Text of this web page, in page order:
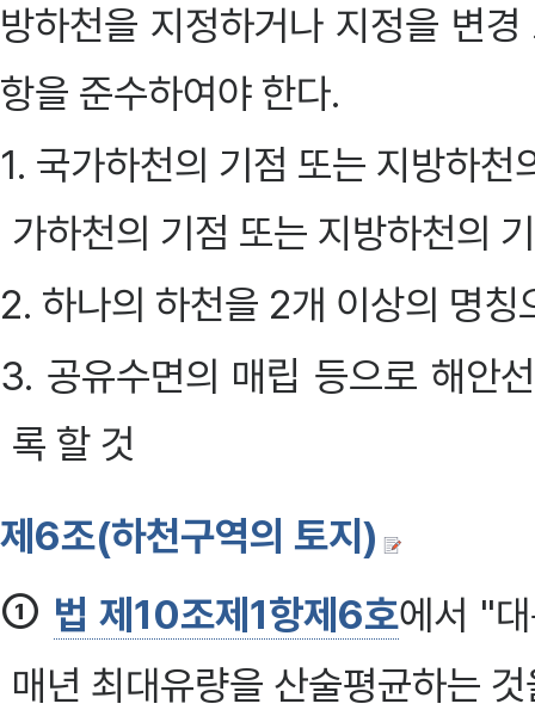
방하천을 지정하거나 지정을 변
항을 준수하여야 한다.
1. 국가하천의 기점 또는 지방하
가하천의 기점 또는 지방하천의
2. 하나의 하천을 2개 이상의 명칭
3. 공유수면의 매립 등으로 해안
록 할 것
제6조(하천구역의 토지)
① 법 제10조제1항제6호에서 "
매년 최대유량을 산술평균하는